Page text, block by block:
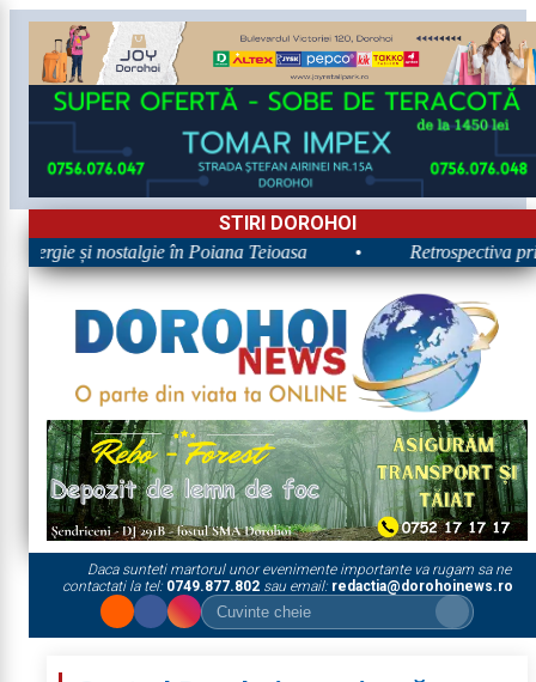
STIRI DOROHOI
și nostalgie în Poiana Teioasa Retrospectiva
Daca sunteti martorul unor evenimente importante va rugam sa ne
contactati la tel: 0749.877.802sau email: redactia@dorohoinews.ro